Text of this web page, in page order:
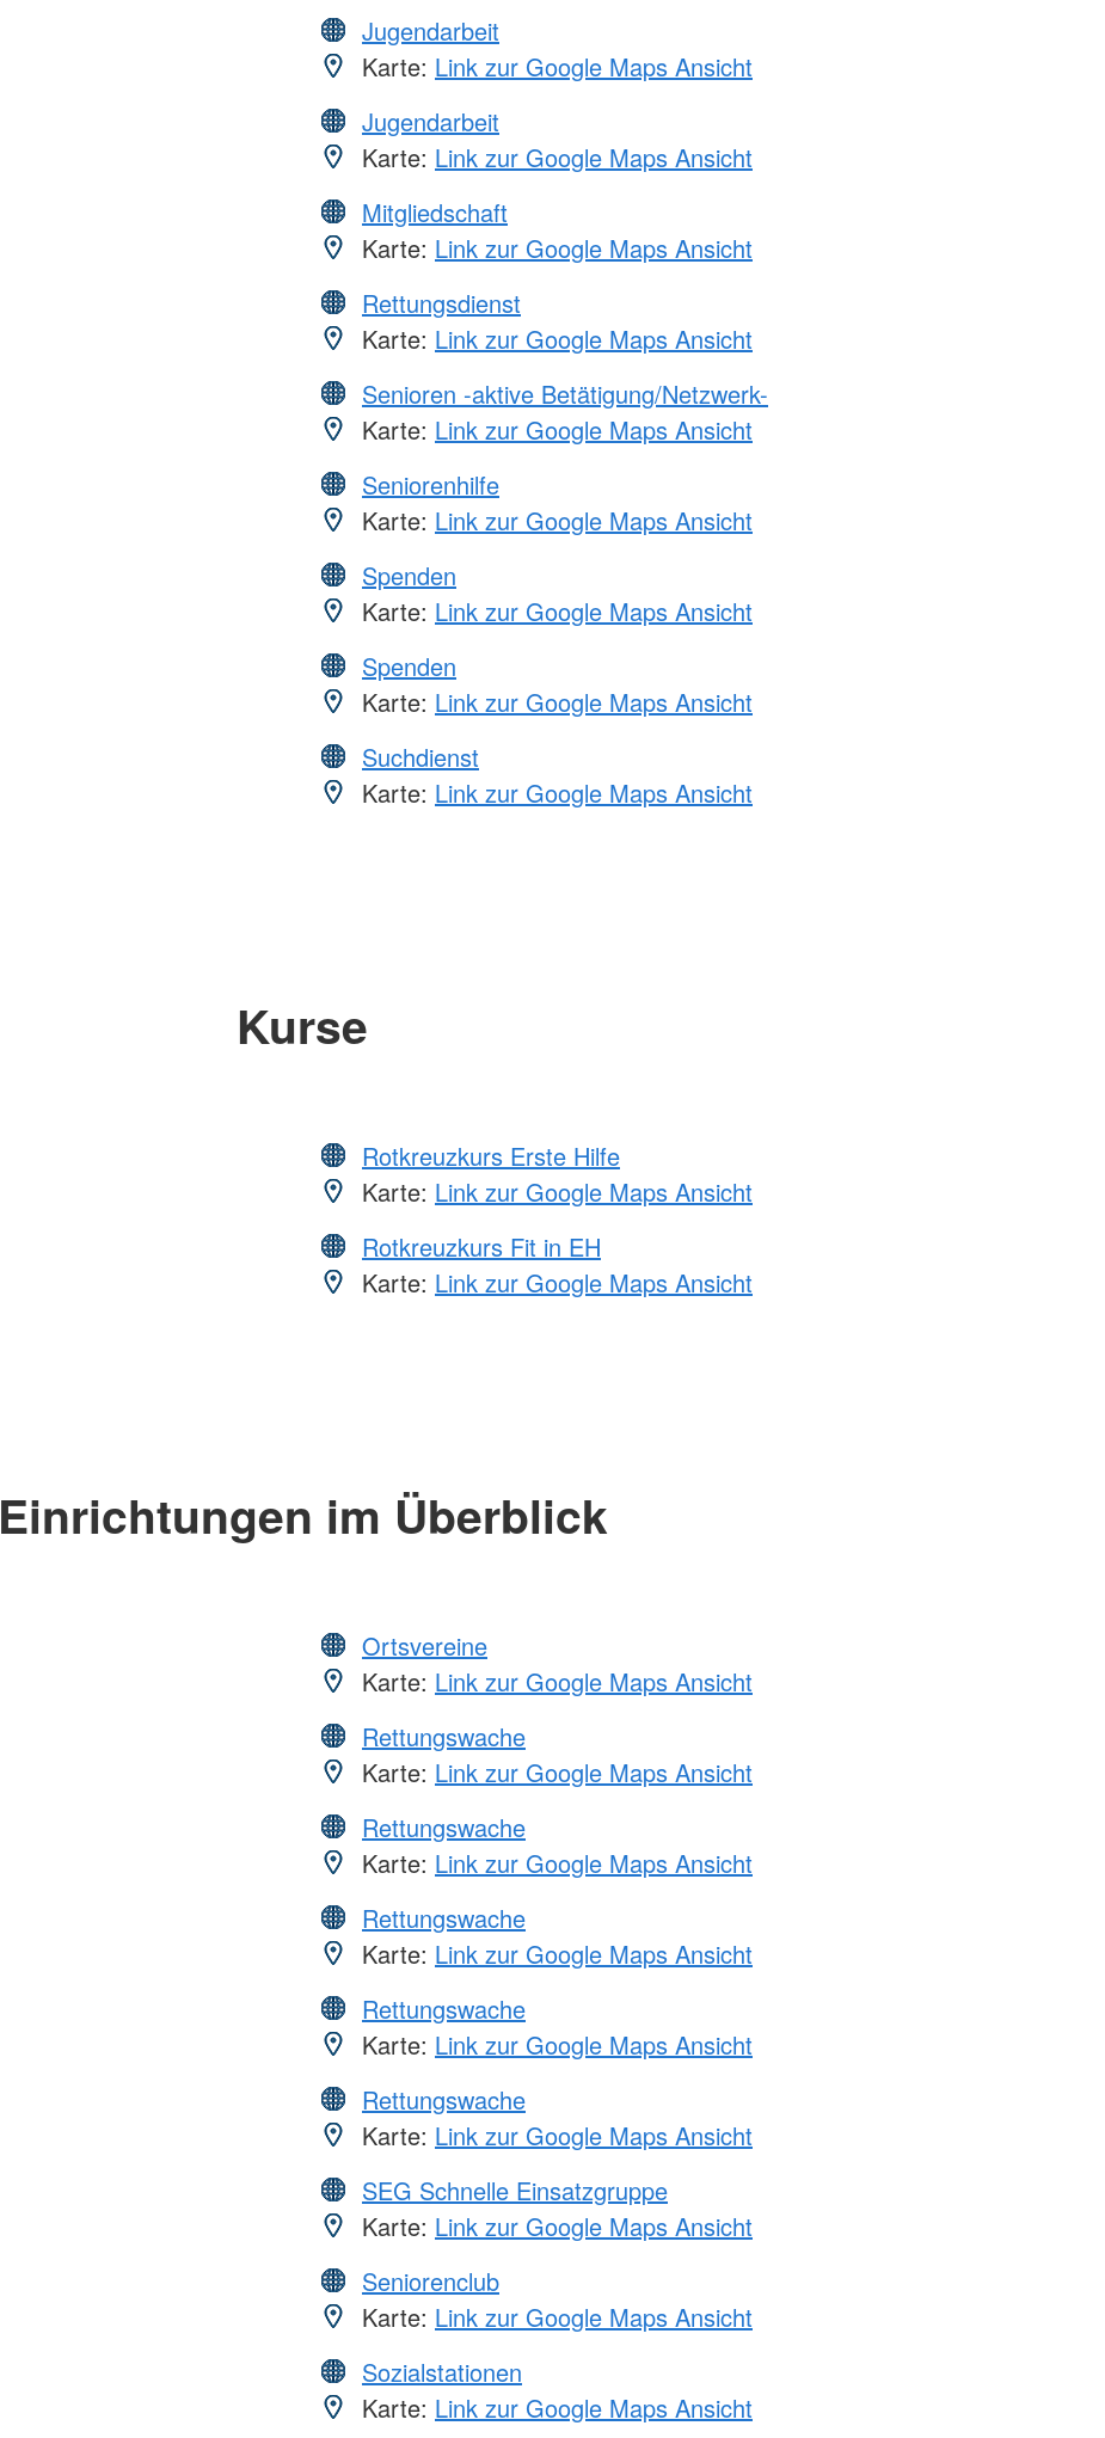
Jugendarbeit
Karte: Link zur Google Maps Ansicht
Jugendarbeit
Karte: Link zur Google Maps Ansicht
Mitgliedschaft
Karte: Link zur Google Maps Ansicht
Rettungsdienst
Karte: Link zur Google Maps Ansicht
Senioren -aktive Betätigung/Netzwerk-
Karte: Link zur Google Maps Ansicht
Seniorenhilfe
Karte: Link zur Google Maps Ansicht
Spenden
Karte: Link zur Google Maps Ansicht
Spenden
Karte: Link zur Google Maps Ansicht
Suchdienst
Karte: Link zur Google Maps Ansicht
Kurse
Rotkreuzkurs Erste Hilfe
Karte: Link zur Google Maps Ansicht
Rotkreuzkurs Fit in EH
Karte: Link zur Google Maps Ansicht
Einrichtungen im Überblick
Ortsvereine
Karte: Link zur Google Maps Ansicht
Rettungswache
Karte: Link zur Google Maps Ansicht
Rettungswache
Karte: Link zur Google Maps Ansicht
Rettungswache
Karte: Link zur Google Maps Ansicht
Rettungswache
Karte: Link zur Google Maps Ansicht
Rettungswache
Karte: Link zur Google Maps Ansicht
SEG Schnelle Einsatzgruppe
Karte: Link zur Google Maps Ansicht
Seniorenclub
Karte: Link zur Google Maps Ansicht
Sozialstationen
Karte: Link zur Google Maps Ansicht